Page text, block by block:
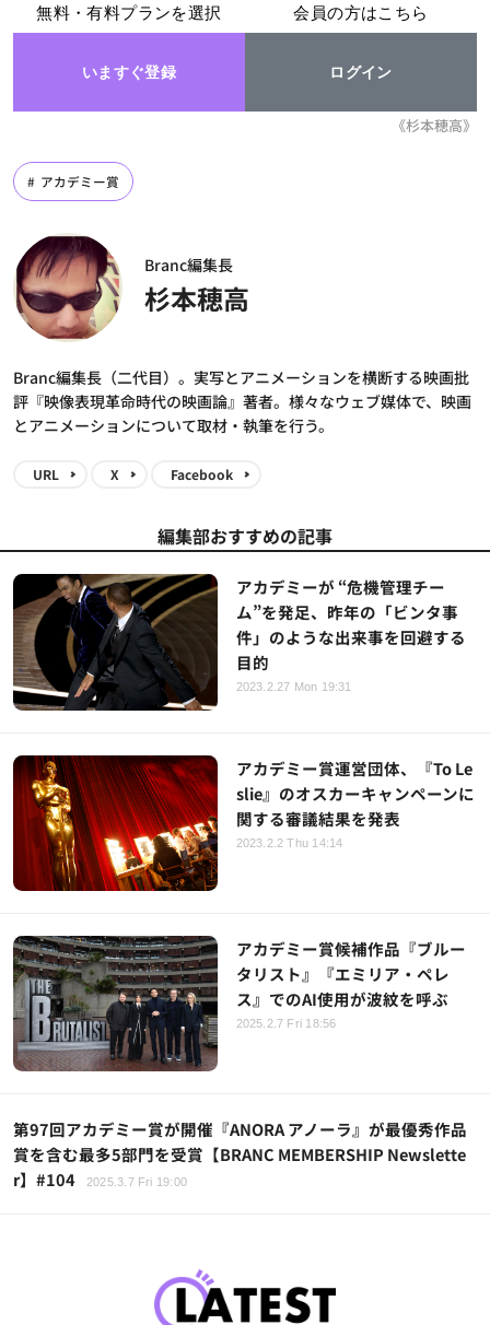
無料・有料プランを選択
いますぐ登録
会員の方はこちら
ログイン
《杉本穂高》
アカデミー賞
Branc編集長
杉本穂高
Branc編集長（二代目）。実写とアニメーションを横断する映画批
評『映像表現革命時代の映画論』著者。様々なウェブ媒体で、映画
とアニメーションについて取材・執筆を行う。
URL X Facebook
編集部おすすめの記事
アカデミーが “危機管理チー
ム”を発足、昨年の「ビンタ事
件」のような出来事を回避する
目的
2023.2.27 Mon 19:31
アカデミー賞運営団体、『To Le
slie』のオスカーキャンペーンに
関する審議結果を発表
2023.2.2 Thu 14:14
アカデミー賞候補作品『ブルー
タリスト』『エミリア・ペレ
ス』でのAI使用が波紋を呼ぶ
2025.2.7 Fri 18:56
第97回アカデミー賞が開催『ANORA アノーラ』が最優秀作品
賞を含む最多5部門を受賞【BRANC MEMBERSHIP Newslette
r】#104
2025.3.7 Fri 19:00